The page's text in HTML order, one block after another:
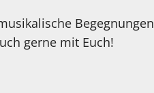
Begegnungen
gerne mit Euch!